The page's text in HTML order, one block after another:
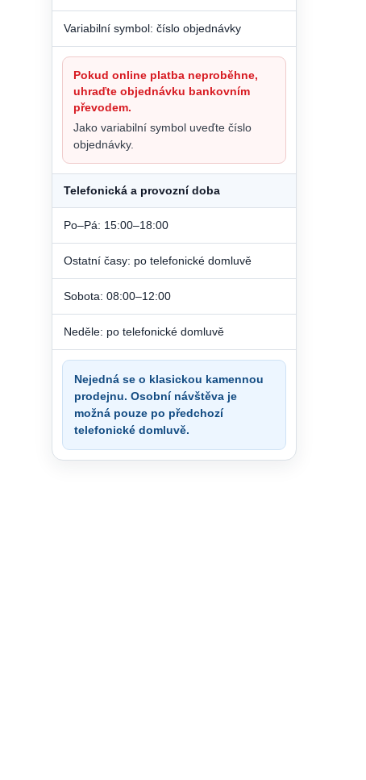
Variabilní symbol: číslo objednávky
Pokud online platba neproběhne,
uhraďte objednávku bankovním
převodem.
Jako variabilní symbol uveďte číslo
objednávky.
Telefonická a provozní doba
Po–Pá: 15:00–18:00
Ostatní časy: po telefonické domluvě
Sobota: 08:00–12:00
Neděle: po telefonické domluvě
Nejedná se o klasickou kamennou
prodejnu. Osobní návštěva je
možná pouze po předchozí
telefonické domluvě.